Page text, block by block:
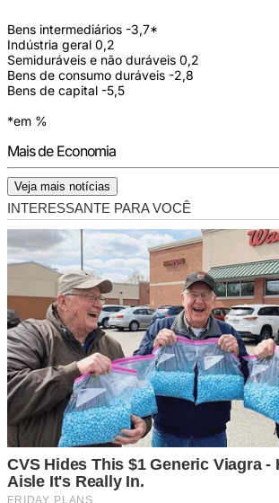
Bens intermediários -3,7*
Indústria geral 0,2
Semiduráveis e não duráveis 0,2
Bens de consumo duráveis -2,8
Bens de capital -5,5
*em %
Mais de Economia
Veja mais notícias